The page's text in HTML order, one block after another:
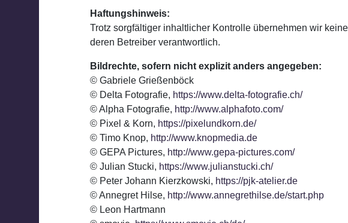
Haftungshinweis:
Trotz sorgfältiger inhaltlicher Kontrolle übernehmen wir
deren Betreiber verantwortlich.
Bildrechte, sofern nicht explizit anders angegeben:
© Gabriele Grießenböck
© Delta Fotografie, https://www.delta-fotografie.ch/
© Alpha Fotografie, http://www.alphafoto.com/
© Pixel & Korn, https://pixelundkorn.de/
© Timo Knop, http://www.knopmedia.de
© GEPA Pictures, http://www.gepa-pictures.com/
© Julian Stucki, https://www.julianstucki.ch/
© Peter Johann Kierzkowski, https://pjk-atelier.de
© Annegret Hilse, http://www.annegrethilse.de/start.php
© Leon Hartmann